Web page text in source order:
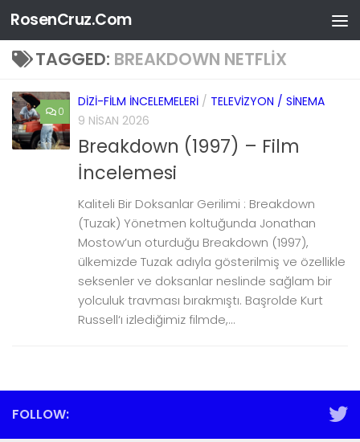
Skip to content
RosenCruz.Com
TAGGED: BREAKDOWN NETFLIX
0
DIZI-FILM İNCELEMELERI / TELEVIZYON / SINEMA
9 NISAN 2026
Breakdown (1997) – Film
İncelemesi
Kaliteli Bir Doksanlar Gerilimi : Breakdown
(Tuzak) Yönetmen koltuğunda Jonathan
Mostow’un oturduğu Breakdown (1997),
ülkemizde Tuzak adıyla gösterilmiş ve özellikle
seksenler ve doksanlar neslinde sağlam bir
yolculuk travması bırakmıştı. Başrolde Kurt
Russell‘ı izlediğimiz filmde,...
FOLLOW: